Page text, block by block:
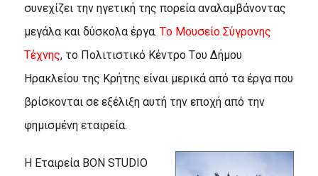
συνεχίζει την ηγετική της πορεία αναλαμβάνοντας
μεγάλα και δύσκολα έργα. Tο Mουσείο Σύγρονης
Tέχνης, το Πολιτιστικό Kέντρο Tου Δήμου
Hρακλείου της Kρήτης είναι μερικά από τα έργα που
βρίσκονται σε εξέλιξη αυτή την εποχή από την
φημισμένη εταιρεία.
Η Εταιρεία BON STUDIO